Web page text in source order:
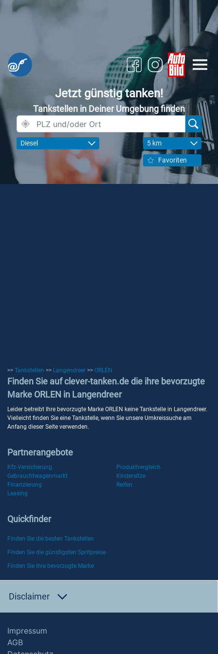
Jetzt günstig tanken!
Tankstellen in Deiner Umgebung finden
Diesel 5 km
Favoriten
>> Tankstellen >> Langendreer >> ORLEN
Finden Sie auf clever-tanken.de die ihre bevorzugte
Marke ORLEN in Langendreer
Leider betreibt Ihre bevorzugte Marke ORLEN keine Tankstelle in Langendreer.
Vielleicht finden Sie eine Tankstelle, wenn Sie unsere Umkreissuche am
Anfang dieser Seite verwenden.
Partnerangebote
Kfz-Versicherung
Produktvergleich
Gebrauchtwagenmarkt
Kindersitze
Finanzierung
Reifen
Leasing
Quickfinder
Finden Sie die besten Tankstellen
Finden Sie die günstigsten Spritpreise
Finden Sie Ihre bevorzugte Marke
Disclaimer
Impressum
AGB